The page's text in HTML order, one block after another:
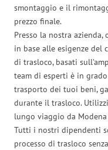
smontaggio e il
prezzo finale.
Presso la nostra
in base alle esigenze del
di trasloco, basati
team di esperti è in
trasporto dei tuoi beni,
durante il trasloco.
lungo viaggio da
Tutti i nostri dipendenti
processo di trasloco